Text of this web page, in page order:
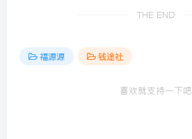
THE END
福源源 钱途社
喜欢就支持一下吧